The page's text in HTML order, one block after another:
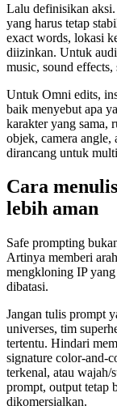
Lalu definisikan aksi.
yang harus tetap
exact words, lokasi
diizinkan. Untuk
music, sound effects,
Untuk Omni edits,
baik menyebut apa
karakter yang sama,
objek, camera angle,
dirancang untuk
Cara
lebih aman
Safe prompting
Artinya memberi
mengkloning IP
dibatasi.
Jangan tulis prompt
universes, tim
tertentu. Hindari
signature color-and-
terkenal, atau wajah/
prompt, output tetap
dikomersialkan.